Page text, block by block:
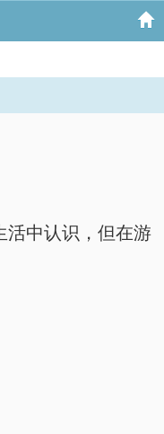
活中认识，但在游